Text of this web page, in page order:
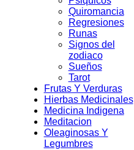
Quiromancia
Regresiones
Runas
Signos del
zodiaco
Sueños
Tarot
Frutas Y Verduras
Hierbas Medicinales
Medicina Indigena
Meditacion
Oleaginosas Y
Legumbres